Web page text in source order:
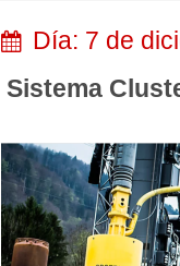
Día: 7 de
Sistema